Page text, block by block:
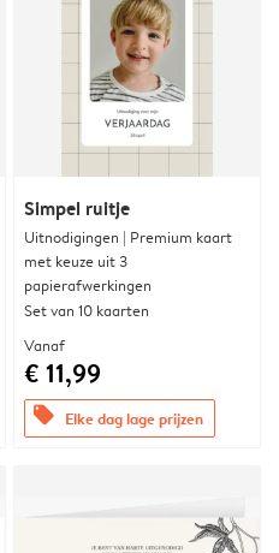
Simpel ruitje
Uitnodigingen | Premium kaart
met keuze uit 3
papierafwerkingen
Set van 10 kaarten
Vanaf
€ 11,99
offers Elke dag lage prijzen